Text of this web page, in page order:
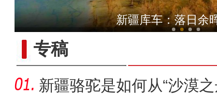
实拍初春新疆那拉
新疆库车：落日余
专稿
新疆骆驼是如何从“沙漠